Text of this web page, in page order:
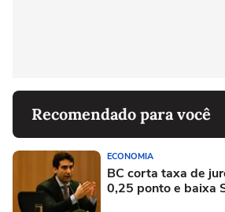
Recomendado para você
ECONOMIA
BC corta taxa de
0,25 ponto e baixa